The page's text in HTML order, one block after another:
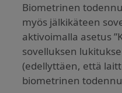
Biometrinen
myös jälkikäteen
aktivoimalla asetus
sovelluksen
(edellyttäen, että
biometrinen